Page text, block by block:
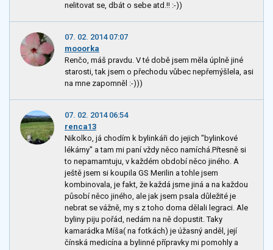
nelitovat se, dbát o sebe atd.!! :-))
07. 02. 2014 07:07
mooorka
Renčo, máš pravdu. V té době jsem měla úplně jiné
starosti, tak jsem o přechodu vůbec nepřemýšlela, asi
na mne zapomněl :-)))
07. 02. 2014 06:54
renca13
Nikolko, já chodím k bylinkáři do jejich "bylinkové
lékárny" a tam mi paní vždy něco namíchá.Přtesně si
to nepamamtuju, v každém období něco jiného. A
ještě jsem si koupila GS Merilin a tohle jsem
kombinovala, je fakt, že každá jsme jiná a na každou
působí něco jiného, ale jak jsem psala důležité je
nebrat se vážně, my s z toho doma dělali legraci. Ale
byliny piju pořád, nedám na ně dopustit. Taky
kamarádka Míša( na fotkách) je úžasný anděl, její
čínská medicína a bylinné přípravky mi pomohly a